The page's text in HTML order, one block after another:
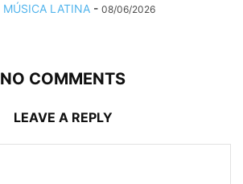
MÚSICA LATINA - 08/06/2026
NO COMMENTS
LEAVE A REPLY